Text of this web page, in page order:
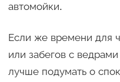
автомойки.
Если же времени для
или забегов с
лучше подумать о